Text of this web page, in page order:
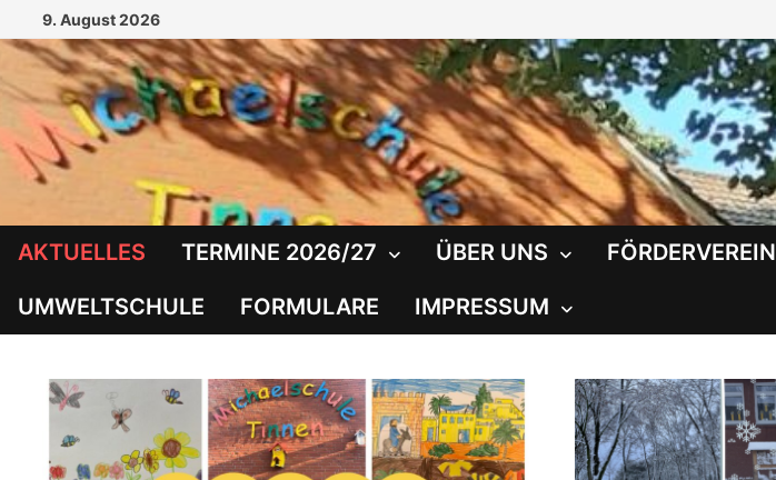
Zum
Inhalt
springen
9. August 2026
AKTUELLES TERMINE 2026/27 ÜBER UNS FÖRDERVEREIN
UMWELTSCHULE FORMULARE IMPRESSUM